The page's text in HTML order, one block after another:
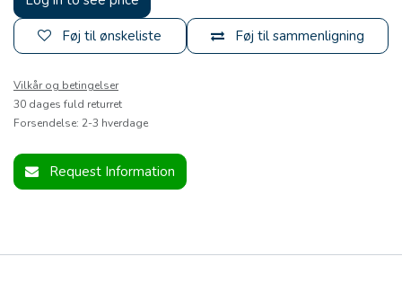
Føj til sammenligning
Føj til ønskeliste
Vilkår og betingelser
30 dages fuld returret
Forsendelse: 2-3 hverdage
Request Information